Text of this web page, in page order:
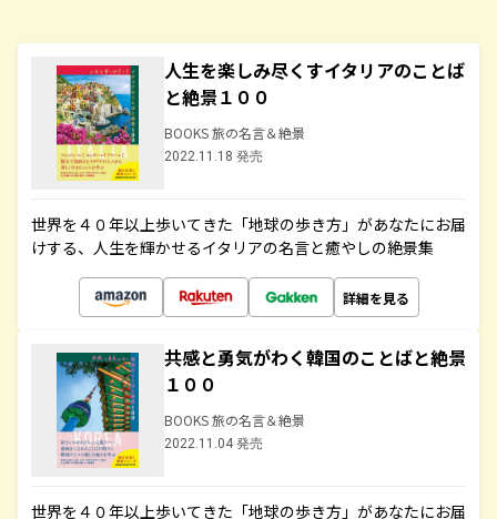
人生を楽しみ尽くすイタリアのことば
と絶景１００
BOOKS 旅の名言＆絶景
2022.11.18 発売
世界を４０年以上歩いてきた「地球の歩き方」があなたにお届
けする、人生を輝かせるイタリアの名言と癒やしの絶景集
詳細を見る
共感と勇気がわく韓国のことばと絶景
１００
BOOKS 旅の名言＆絶景
2022.11.04 発売
世界を４０年以上歩いてきた「地球の歩き方」があなたにお届